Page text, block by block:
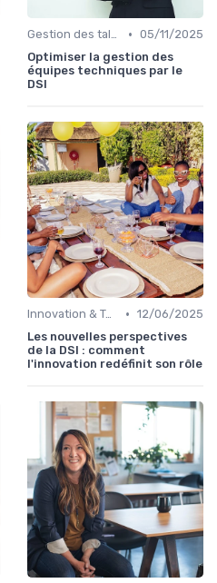
Gestion des talents IT • 05/11/2025
Optimiser la gestion des
équipes techniques par le
DSI
Innovation & Tendances • 12/06/2025
Les nouvelles perspectives
de la DSI : comment
l'innovation redéfinit son rôle